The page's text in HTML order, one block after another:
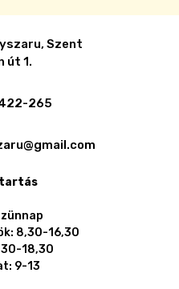
Szent
út 1.
265
8,30-16,30
18,30
9-13